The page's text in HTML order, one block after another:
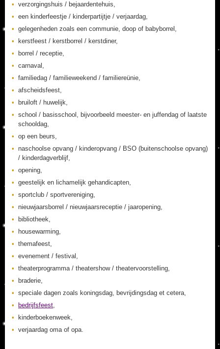
verzorgingshuis / bejaardentehuis,
een kinderfeestje / kinderpartijtje / verjaardag,
gelegenheden zoals een communie, doop of babyborrel,
kerstfeest / kerstborrel / kerstdiner,
borrel / receptie,
carnaval,
familiedag / familieweekend / familiereünie,
afscheidsfeest,
bruiloft / huwelijk,
school / basisschool, bijvoorbeeld meester- en juffendag of laatste
schooldag,
op een beurs,
naschoolse opvang / kinderopvang / BSO (buitenschoolse opvang)
/ kinderdagverblijf,
opening,
geestelijk en lichamelijk gehandicapten,
sportclub / sportvereniging,
nieuwjaarsborrel / nieuwjaarsreceptie / jaaropening,
bibliotheek,
housewarming,
themafeest,
evenement / festival,
theaterprogramma / theatershow / theatervoorstelling,
braderie,
speciale dagen zoals koningsdag, bevrijdingsdag et cetera,
bedrijfsfeest,
kinderboekenweek,
verjaardag oma of opa.